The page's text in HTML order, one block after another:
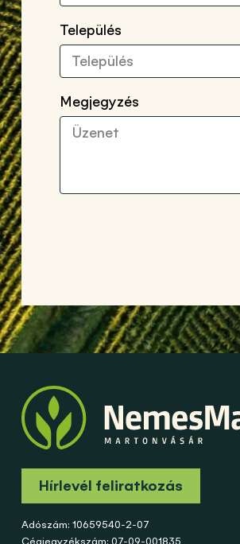
Település
Megjegyzés
Hírlevél feliratkozás
Adószám: 10659540-2-07
Cégjegyzékszám: 07-09-001835